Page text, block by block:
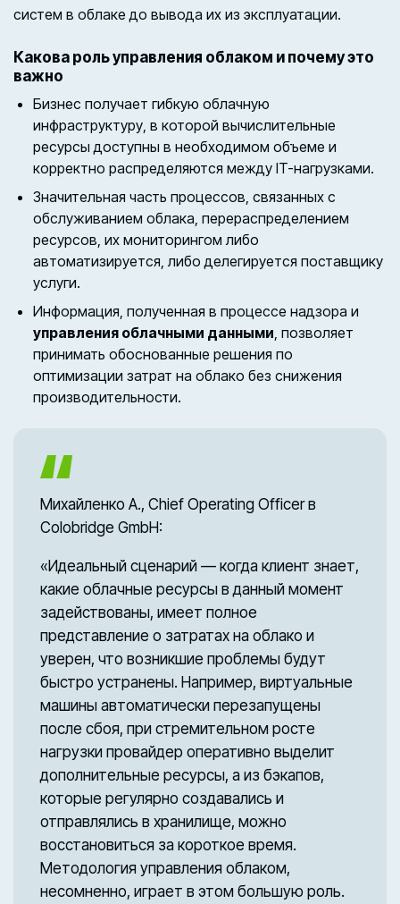
систем в облаке до вывода их из эксплуатации.
Какова роль управления облаком и почему это
важно
Бизнес получает гибкую облачную
инфраструктуру, в которой вычислительные
ресурсы доступны в необходимом объеме и
корректно распределяются между IT-нагрузками.
Значительная часть процессов, связанных с
обслуживанием облака, перераспределением
ресурсов, их мониторингом либо
автоматизируется, либо делегируется поставщику
услуги.
Информация, полученная в процессе надзора и
управления облачными данными, позволяет
принимать обоснованные решения по
оптимизации затрат на облако без снижения
производительности.
Михайленко А., Chief Operating Officer в
Colobridge GmbH:
«Идеальный сценарий — когда клиент знает,
какие облачные ресурсы в данный момент
задействованы, имеет полное
представление о затратах на облако и
уверен, что возникшие проблемы будут
быстро устранены. Например, виртуальные
машины автоматически перезапущены
после сбоя, при стремительном росте
нагрузки провайдер оперативно выделит
дополнительные ресурсы, а из бэкапов,
которые регулярно создавались и
отправлялись в хранилище, можно
восстановиться за короткое время.
Методология управления облаком,
несомненно, играет в этом большую роль.